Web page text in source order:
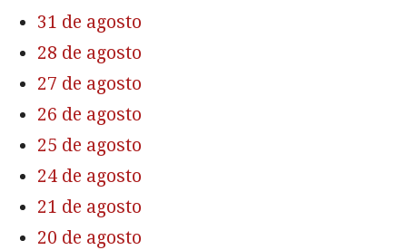
31 de agosto
28 de agosto
27 de agosto
26 de agosto
25 de agosto
24 de agosto
21 de agosto
20 de agosto